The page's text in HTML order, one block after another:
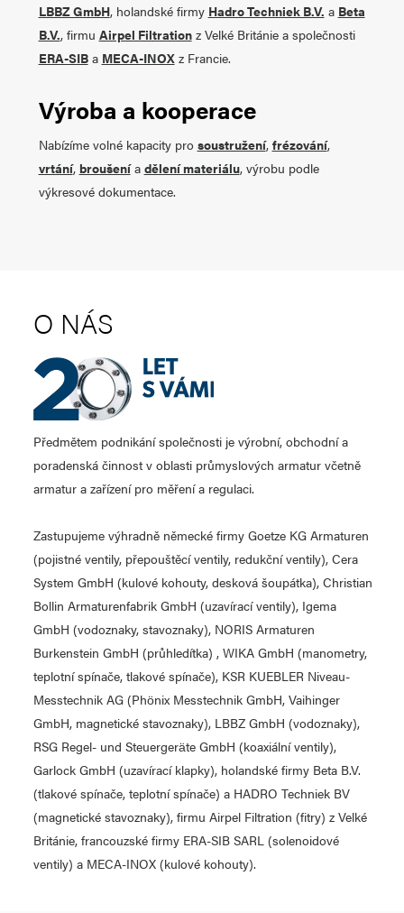
LBBZ GmbH, holandské firmy Hadro Techniek B.V. a Beta
B.V., firmu Airpel Filtrationz Velké Británie a společnosti
ERA-SIBa MECA-INOXz Francie.
Výroba a kooperace
Nabízíme volné kapacity pro soustružení, frézování,
vrtání, broušenía dělení materiálu, výrobu podle
výkresové dokumentace.
O NÁS
Předmětem podnikání společnosti je výrobní, obchodní a
poradenská činnost v oblasti průmyslových armatur včetně
armatur a zařízení pro měření a regulaci.
Zastupujeme výhradně německé firmy Goetze KG Armaturen
(pojistné ventily, přepouštěcí ventily, redukční ventily), Cera
System GmbH (kulové kohouty, desková šoupátka), Christian
Bollin Armaturenfabrik GmbH (uzavírací ventily), Igema
GmbH (vodoznaky, stavoznaky), NORIS Armaturen
Burkenstein GmbH (průhledítka) , WIKA GmbH (manometry,
teplotní spínače, tlakové spínače), KSR KUEBLER Niveau-
Messtechnik AG (Phönix Messtechnik GmbH, Vaihinger
GmbH, magnetické stavoznaky), LBBZ GmbH (vodoznaky),
RSG Regel- und Steuergeräte GmbH (koaxiální ventily),
Garlock GmbH (uzavírací klapky), holandské firmy Beta B.V.
(tlakové spínače, teplotní spínače) a HADRO Techniek BV
(magnetické stavoznaky), firmu Airpel Filtration (fitry) z Velké
Británie, francouzské firmy ERA-SIB SARL (solenoidové
ventily) a MECA-INOX (kulové kohouty).